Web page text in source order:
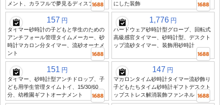
メント、カラフルで夢見るディスプレイ
にした装飾
157 円
タイマー砂時計の子どもと学生のための
アンチフォール管理タイムメーカー、砂
時計マカロン分タイマー、流砂オーナメ
ント
1,776 円
ハードウェア砂時計型グローブ、回転式
高級感官タイマー、砂時計型、デスクト
ップ流砂タイマー、装飾用砂時計
151 円
タイマー、砂時計型アンチドロップ、子
ども用学生管理タイムトイ、15/30/60
分、幼稚園ギフトオーナメント
147 円
マカロンタイム砂時計タイマー流砂飾り
子どもたちタイム砂時計ギフトデスクト
ップストレス解消装飾ファンネル